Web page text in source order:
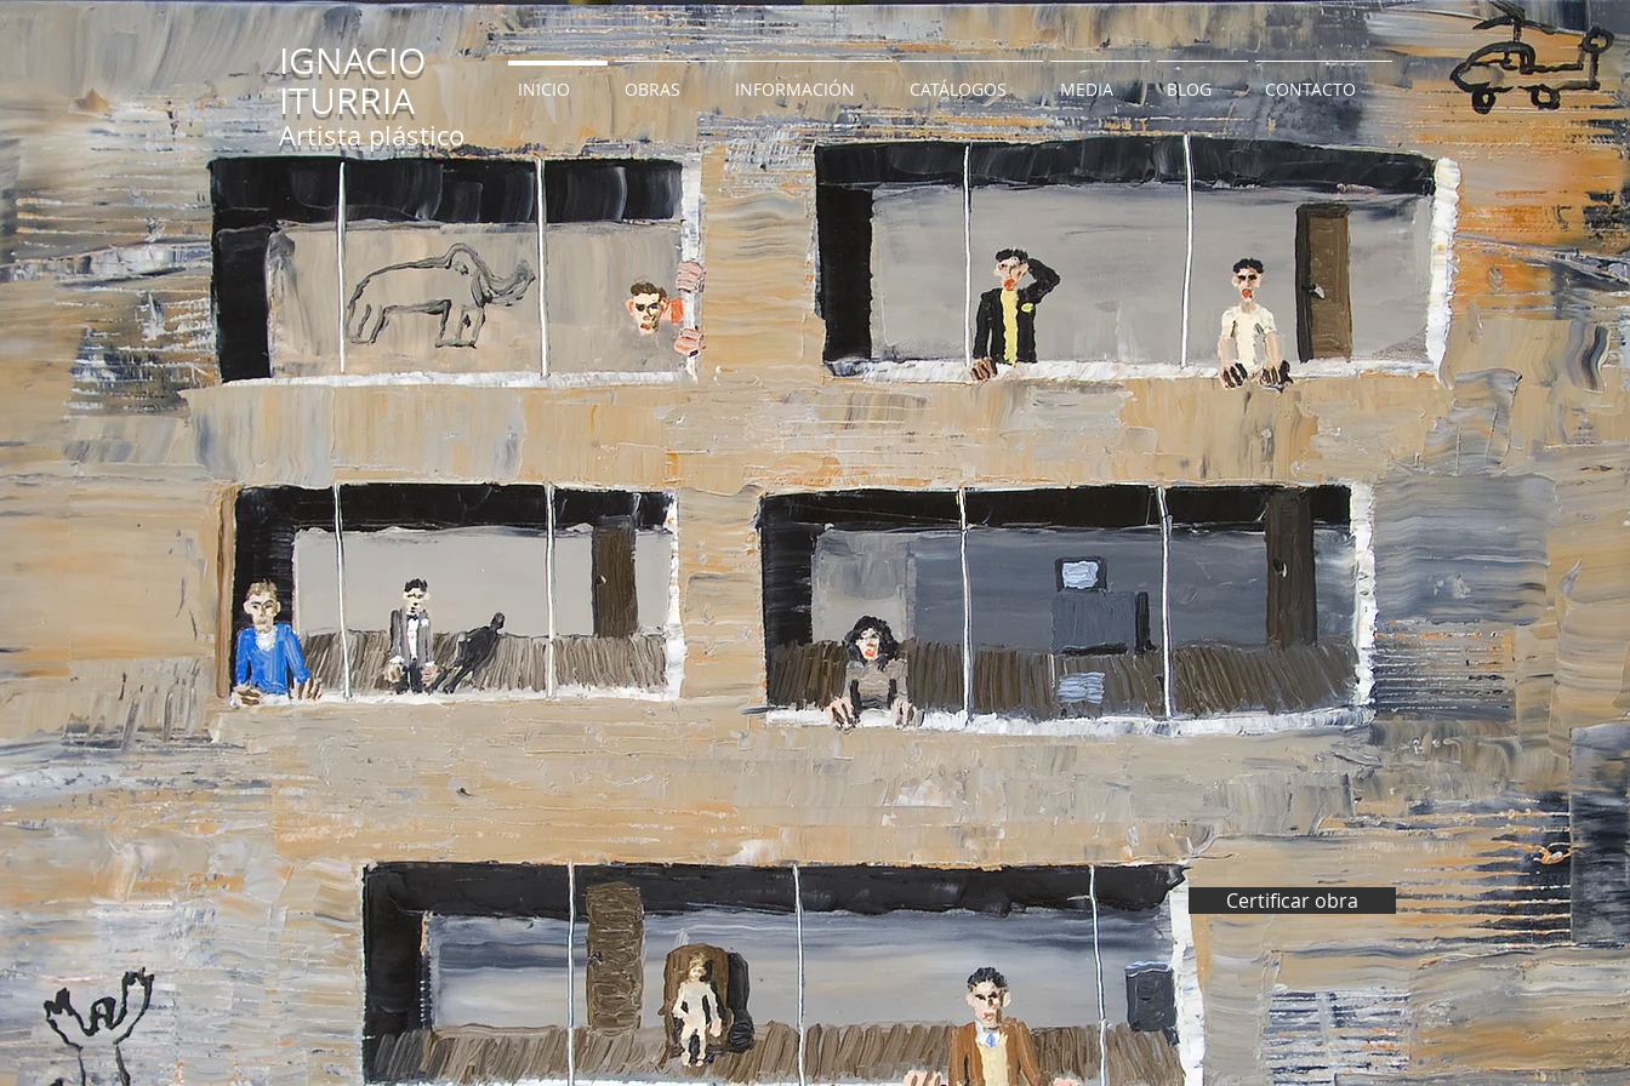
IGNACIO
ITURRIA
Artista plástico
INICIO OBRAS INFORMACIÓN CATÁLOGOS MEDIA BLOG CONTACTO
Certificar obra